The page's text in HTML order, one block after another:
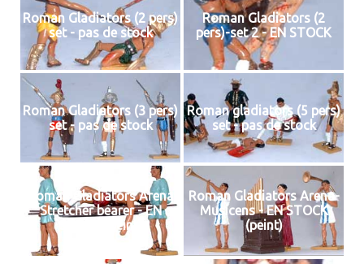
Roman Gladiators (2 pers)
set - pas de stock
Roman Gladiators (2
pers)-set 2 - EN STOCK
Roman Gladiators (3 pers)
set - pas de stock
Roman gladiators (5 pers)
set - pas de stock
Roman Gladiators Arena
Stretcher bearer - EN
STOCK (peint)
Roman Gladiators Arena-
Musicens - EN STOCK
(peint)